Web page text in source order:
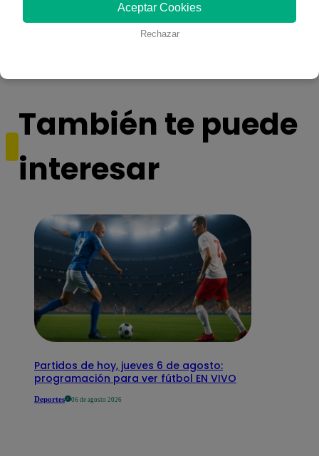
Asesinan a comerciante ferretero dentro de
galería en San Juan de Lurigancho
También te puede
interesar
Partidos de hoy, jueves 6 de agosto:
programación para ver fútbol EN VIVO
Deportes 06 de agosto 2026
Aceptar Cookies
Rechazar